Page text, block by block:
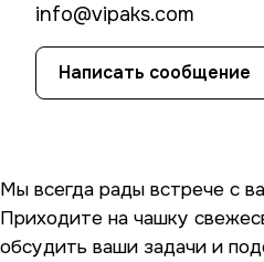
Мы всегда рады встрече с
Приходите на чашку
обсудить ваши задачи и
info@vipaks.com
Написать сообщение